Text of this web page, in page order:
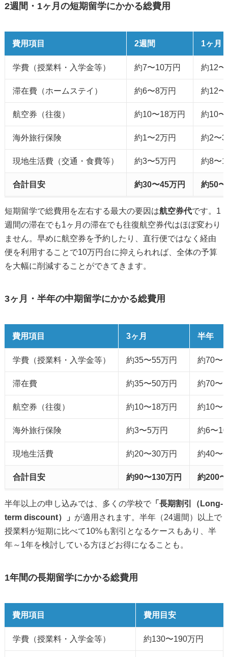
2週間・1ヶ月の短期留学にかかる総費用
費用項目 2週間 1ヶ月
学費（授業料・入学金等） 約7〜10万円 約12
滞在費（ホームステイ） 約6〜8万円 約12
航空券（往復） 約10〜18万円 約10
海外旅行保険 約1〜2万円 約2〜
現地生活費（交通・食費等） 約3〜5万円 約8〜
合計目安 約30〜45万円 約50
短期留学で総費用を左右する最大の要因は航空券代です。1
週間の滞在でも1ヶ月の滞在でも往復航空券代はほぼ変わり
ません。早めに航空券を予約したり、直行便ではなく経由
便を利用することで10万円台に抑えられれば、全体の予算
を大幅に削減することができてきます。
3ヶ月・半年の中期留学にかかる総費用
費用項目 3ヶ月 半年
学費（授業料・入学金等） 約35〜55万円 約70〜
滞在費 約35〜50万円 約70〜
航空券（往復） 約10〜18万円 約10〜
海外旅行保険 約3〜5万円 約6〜
現地生活費 約20〜30万円 約40〜
合計目安 約90〜130万円 約200
半年以上の申し込みでは、多くの学校で「長期割引（Long-
term discount）」 が適用されます。半年（24週間）以上で
授業料が短期に比べて10%も割引となるケースもあり、半
年～1年を検討している方ほどお得になることも。
1年間の長期留学にかかる総費用
費用項目 費用目安
学費（授業料・入学金等） 約130〜190万円